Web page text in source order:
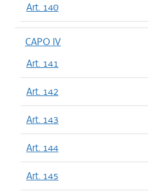
Art. 140
CAPO IV
Art. 141
Art. 142
Art. 143
Art. 144
Art. 145